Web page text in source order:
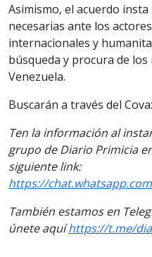
Asimismo, el acuerdo
necesarias ante los
internacionales y
búsqueda y procura de
Venezuela.
Buscarán a través del
Ten la información al
grupo de Diario Primicia
siguiente link:
https://
También estamos en
únete aquíhttps://t.me/